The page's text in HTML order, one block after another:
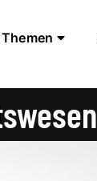
Themen